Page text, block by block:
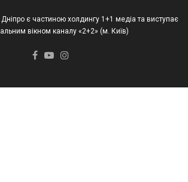
є частиною холдингу 1+1 медіа та виступає
вікном каналу «2+2» (м. Київ)